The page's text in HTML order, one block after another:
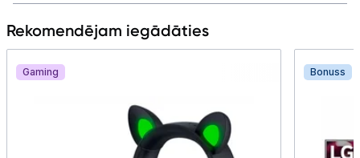
Rekomendējam iegādāties
Gaming Bonuss